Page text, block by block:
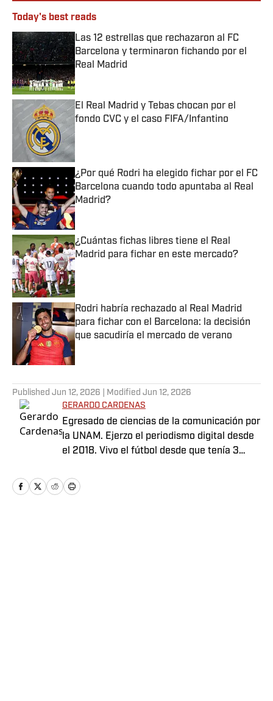
Today's best reads
Las 12 estrellas que rechazaron al FC
Barcelona y terminaron fichando por el
Real Madrid
Published by on Invalid Date
El Real Madrid y Tebas chocan por el
fondo CVC y el caso FIFA/Infantino
Published by on Invalid Date
¿Por qué Rodri ha elegido fichar por el FC
Barcelona cuando todo apuntaba al Real
Madrid?
Published by on Invalid Date
¿Cuántas fichas libres tiene el Real
Madrid para fichar en este mercado?
Rodri habría rechazado al Real Madrid
para fichar con el Barcelona: la decisión
que sacudiría el mercado de verano
Published Jun 12, 2026 | Modified Jun 12, 2026
GERARDO CARDENAS
Egresado de ciencias de la comunicación por
la UNAM. Ejerzo el periodismo digital desde
el 2018. Vivo el fútbol desde que tenía 3